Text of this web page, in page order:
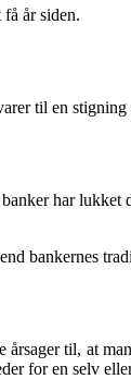
år siden.
til en
har
bankernes
til, at
for en selv